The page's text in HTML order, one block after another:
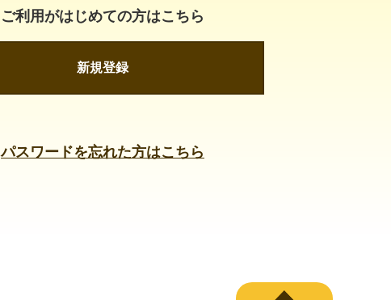
ご利用がはじめての方はこちら
新規登録
パスワードを忘れた方はこちら